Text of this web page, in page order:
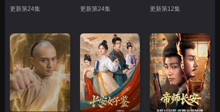
更新第24集 更新第24集 更新第12集